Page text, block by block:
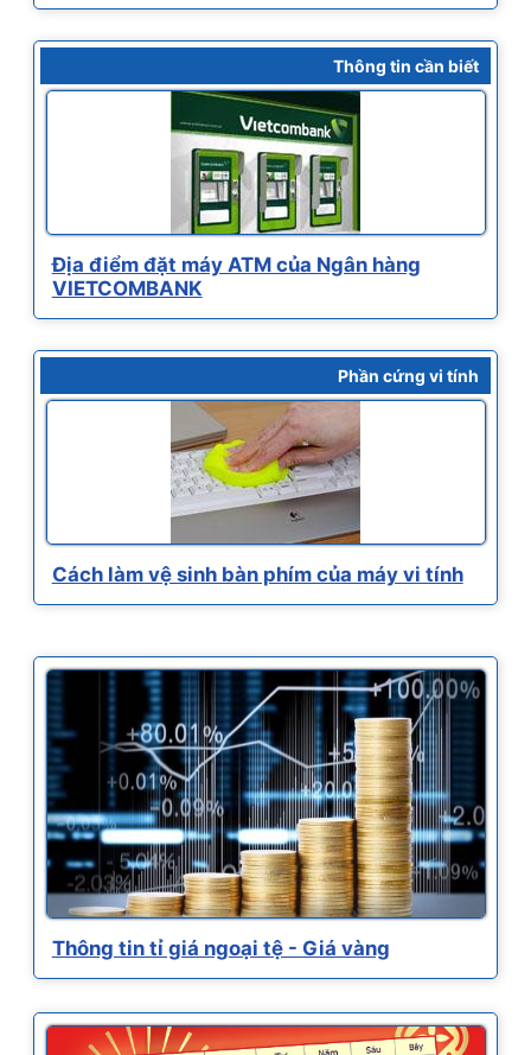
Thông tin cần biết
Địa điểm đặt máy ATM của Ngân hàng
VIETCOMBANK
Phần cứng vi tính
Cách làm vệ sinh bàn phím của máy vi tính
Thông tin tỉ giá ngoại tệ - Giá vàng